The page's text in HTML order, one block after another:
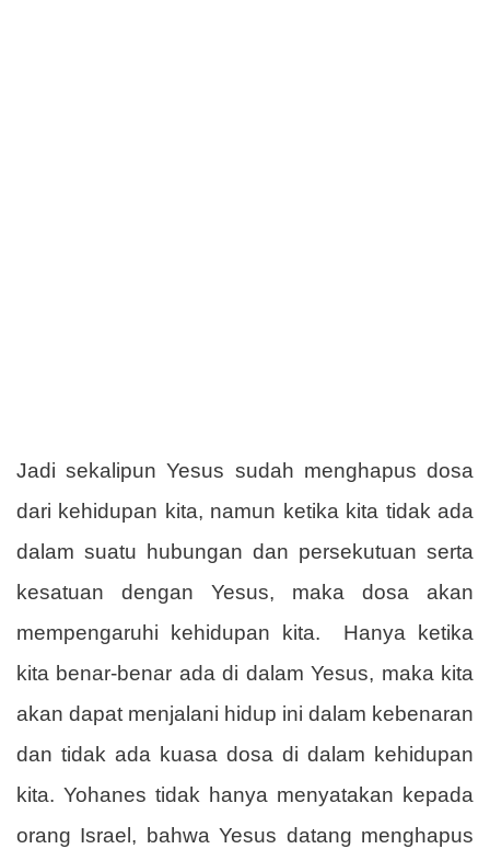
Jadi sekalipun Yesus sudah menghapus dosa
dari kehidupan kita, namun ketika kita tidak ada
dalam suatu hubungan dan persekutuan serta
kesatuan dengan Yesus, maka dosa akan
mempengaruhi kehidupan kita.
Hanya ketika
kita benar-benar ada di dalam Yesus, maka kita
akan dapat menjalani hidup ini dalam kebenaran
dan tidak ada kuasa dosa di dalam kehidupan
kita. Yohanes tidak hanya menyatakan kepada
orang Israel, bahwa Yesus datang menghapus